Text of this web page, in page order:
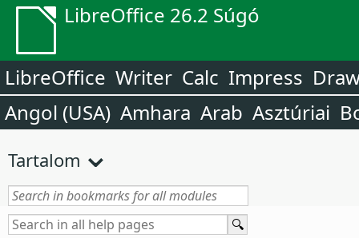
LibreOffice 26.2 Súgó
LibreOffice Writer Calc Impress
Angol (USA) Amhara Arab Asztúriai
Tartalom